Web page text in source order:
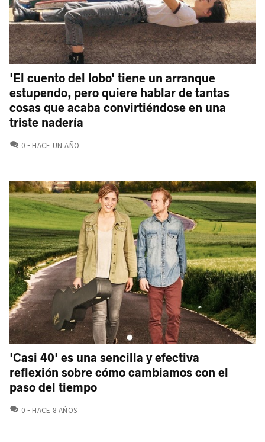
'El cuento del lobo' tiene un arranque
estupendo, pero quiere hablar de tantas
cosas que acaba convirtiéndose en una
triste nadería
0 COMENTARIOS
HACE UN AÑO
'Casi 40' es una sencilla y efectiva
reflexión sobre cómo cambiamos con el
paso del tiempo
0 COMENTARIOS
HACE 8 AÑOS